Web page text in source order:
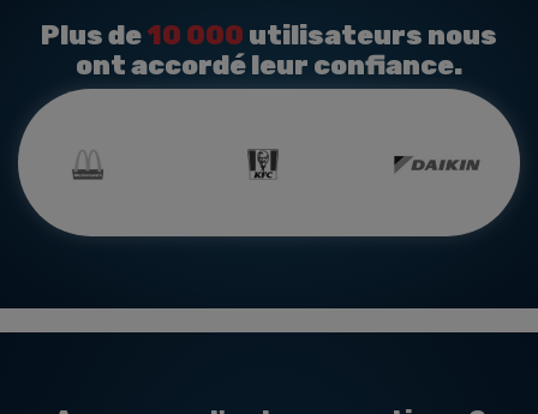
Plus de10 000 utilisateurs nous
ont accordé leur confiance.